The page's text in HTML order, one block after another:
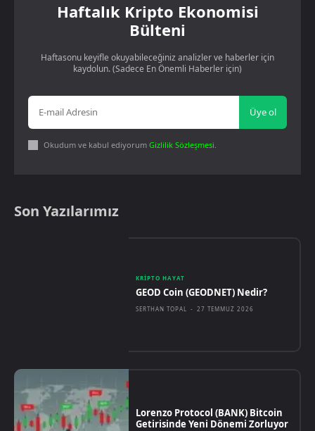
Haftalık Kripto Ekonomisi
Bülteni
Haftasonu keyifle okuyabileceğiniz analizler ve haberler için
kaydolun. (Sadece En Önemli Haberler için)
Üye ol
Okudum ve kabul ediyorum Gizlilik Sözleşmesi.
Son Yazılarımız
KRIPTO HAYAT
GEOD Coin (GEODNET) Nedir?
SERTHAN TOPAL - 27 TEMMUZ 2026
Lorenzo Protocol (BANK) Bitcoin
Getirisinde Yeni Dönemi Zorluyor